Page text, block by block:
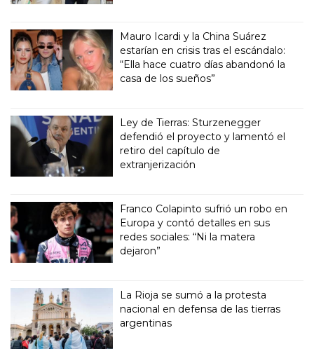
Mauro Icardi y la China Suárez
estarían en crisis tras el escándalo:
“Ella hace cuatro días abandonó la
casa de los sueños”
Ley de Tierras: Sturzenegger
defendió el proyecto y lamentó el
retiro del capítulo de
extranjerización
Franco Colapinto sufrió un robo en
Europa y contó detalles en sus
redes sociales: “Ni la matera
dejaron”
La Rioja se sumó a la protesta
nacional en defensa de las tierras
argentinas